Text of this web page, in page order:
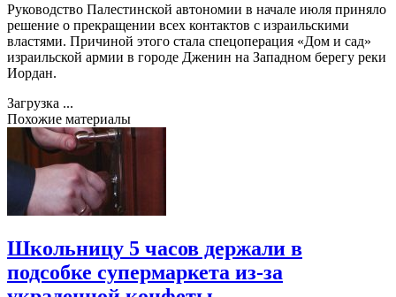
Руководство Палестинской автономии в начале июля приняло
решение о прекращении всех контактов с израильскими
властями. Причиной этого стала спецоперация «Дом и сад»
израильской армии в городе Дженин на Западном берегу реки
Иордан.
Загрузка ...
Похожие материалы
Школьницу 5 часов держали в
подсобке супермаркета из-за